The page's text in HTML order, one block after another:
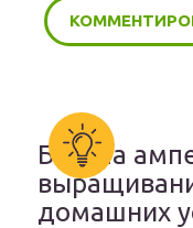
Бакопа
домашних